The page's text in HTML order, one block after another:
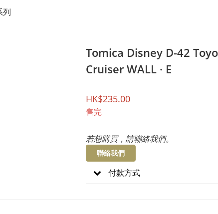
列
Tomica Disney D-42
Cruiser WALL · E
HK$235.00
售完
若想購買，請聯絡我們。
聯絡我們
付款方式